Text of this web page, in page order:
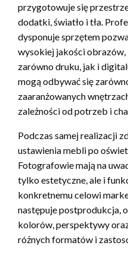
przygotowuje się
dodatki, światło i tła.
dysponuje sprzętem
wysokiej jakości obrazów,
zarówno druku, jak i
mogą odbywać się
zaaranżowanych
zależności od potrzeb i
Podczas samej realizacji
ustawienia mebli po
Fotografowie mają na
tylko estetyczne, ale i
konkretnemu celowi
następuje postprodukcja,
kolorów, perspektywy
różnych formatów i